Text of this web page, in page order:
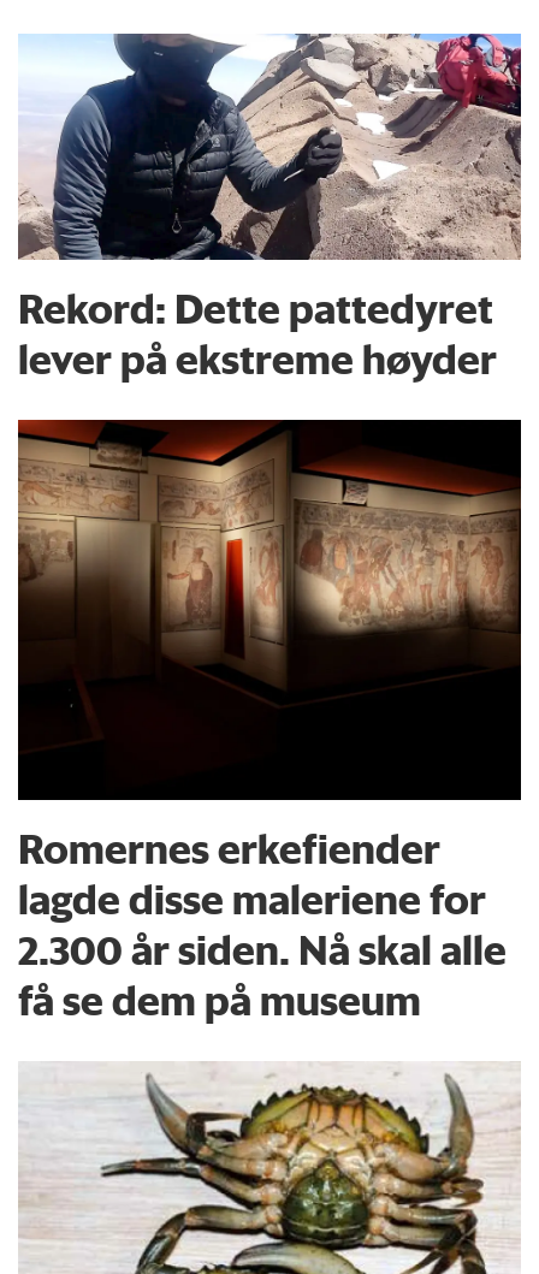
Rekord: Dette pattedyret
lever på ekstreme høyder
Romernes erkefiender
lagde disse maleriene for
2.300 år siden. Nå skal alle
få se dem på museum